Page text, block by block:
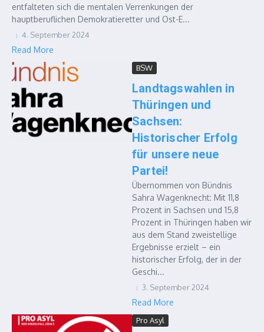
entfalteten sich die mentalen Verrenkungen der
hauptberuflichen Demokratieretter und Ost-E...
4. September 2024
Read More
BSW
Landtagswahlen in
Thüringen und
Sachsen:
Historischer Erfolg
für unsere neue
Partei!
Übernommen von Bündnis
Sahra Wagenknecht: Mit 11,8
Prozent in Sachsen und 15,8
Prozent in Thüringen haben wir
aus dem Stand zweistellige
Ergebnisse erzielt – ein
historischer Erfolg, der in der
Geschi...
3. September 2024
Read More
Pro Asyl